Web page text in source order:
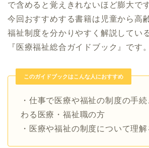
で含めると覚えきれないほど膨大です
今回おすすめする書籍は児童から高
福祉制度を分かりやすく解説してい
『医療福祉総合ガイドブック』です。
このガイドブックはこんな人におすすめ
・仕事で医療や福祉の制度の手
わる医療・福祉職の方
・医療や福祉の制度について理